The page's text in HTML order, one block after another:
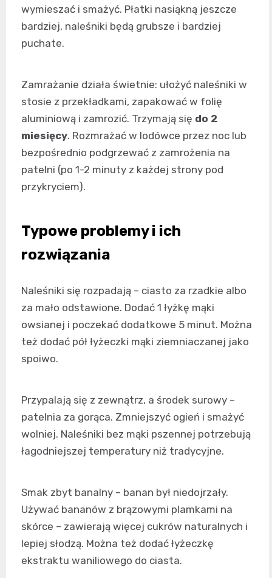
wymieszać i smażyć. Płatki nasiąkną jeszcze
bardziej, naleśniki będą grubsze i bardziej
puchate.
Zamrażanie działa świetnie: ułożyć naleśniki w
stosie z przekładkami, zapakować w folię
aluminiową i zamrozić. Trzymają się do 2
miesięcy. Rozmrażać w lodówce przez noc lub
bezpośrednio podgrzewać z zamrożenia na
patelni (po 1-2 minuty z każdej strony pod
przykryciem).
Typowe problemy i ich
rozwiązania
Naleśniki się rozpadają – ciasto za rzadkie albo
za mało odstawione. Dodać 1 łyżkę mąki
owsianej i poczekać dodatkowe 5 minut. Można
też dodać pół łyżeczki mąki ziemniaczanej jako
spoiwo.
Przypalają się z zewnątrz, a środek surowy –
patelnia za gorąca. Zmniejszyć ogień i smażyć
wolniej. Naleśniki bez mąki pszennej potrzebują
łagodniejszej temperatury niż tradycyjne.
Smak zbyt banalny – banan był niedojrzały.
Używać bananów z brązowymi plamkami na
skórce – zawierają więcej cukrów naturalnych i
lepiej słodzą. Można też dodać łyżeczkę
ekstraktu waniliowego do ciasta.